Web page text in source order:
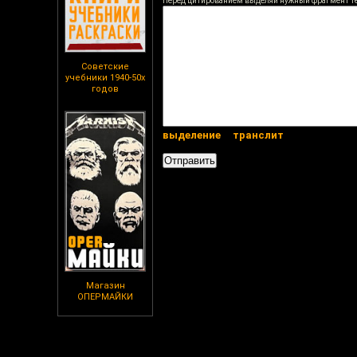
Советские
учебники 1940-50х
годов
Магазин
ОПЕРМАЙКИ
выделение транслит